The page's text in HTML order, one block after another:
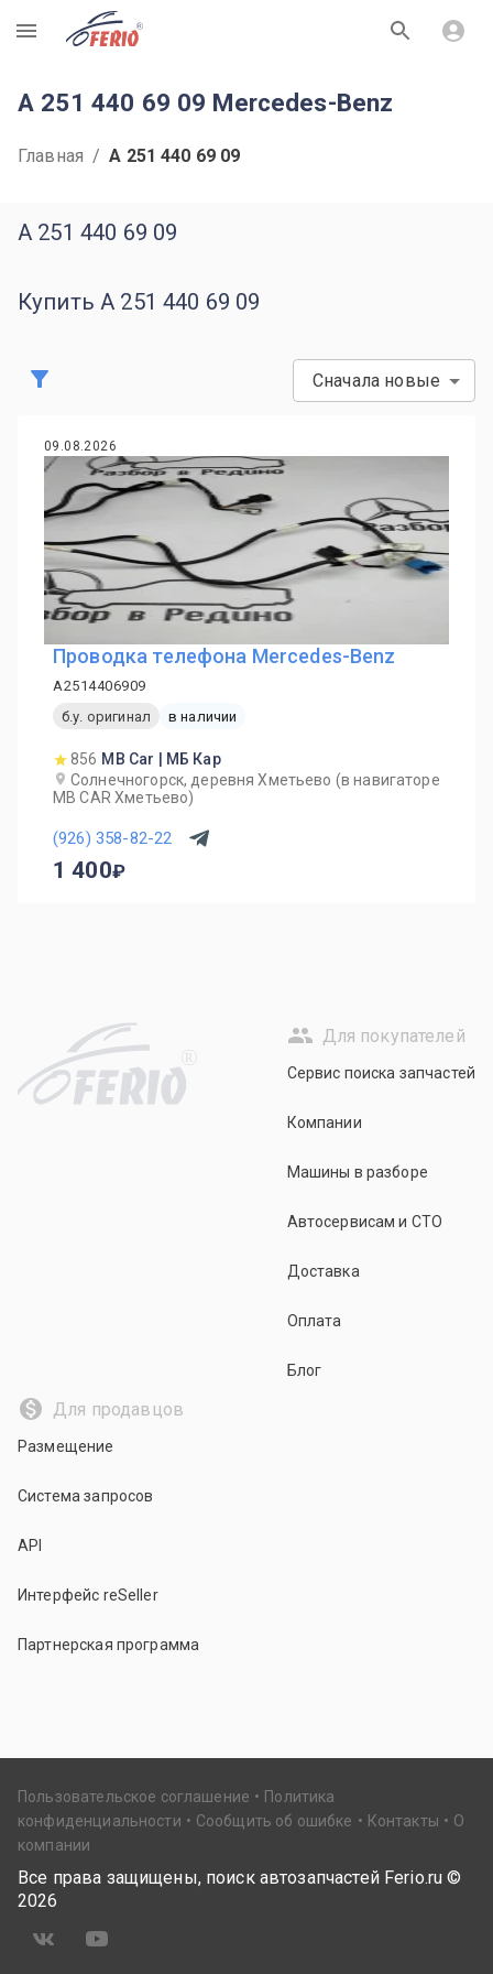
R
A 251 440 69 09 Mercedes-Benz
Главная / A 251 440 69 09
A 251 440 69 09
Купить A 251 440 69 09
Сначала новые
09.08.2026
Проводка телефона Mercedes-Benz
A2514406909
б.у. оригинал
в наличии
856 MB Car | МБ Кар
Солнечногорск, деревня Хметьево (в навигаторе
MB CAR Хметьево)
(926) 358-82-22
1 400
R
Для покупателей
Сервис поиска запчастей
Компании
Машины в разборе
Автосервисам и СТО
Доставка
Оплата
Блог
Для продавцов
Размещение
Система запросов
API
Интерфейс reSeller
Партнерская программа
Пользовательское соглашение
Политика
конфиденциальности
Сообщить об ошибке Контакты
О
компании
Все права защищены, поиск автозапчастей Ferio.ru ©
2026